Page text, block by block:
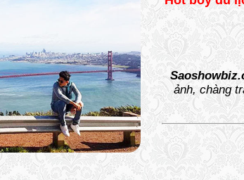
ảnh, chàng